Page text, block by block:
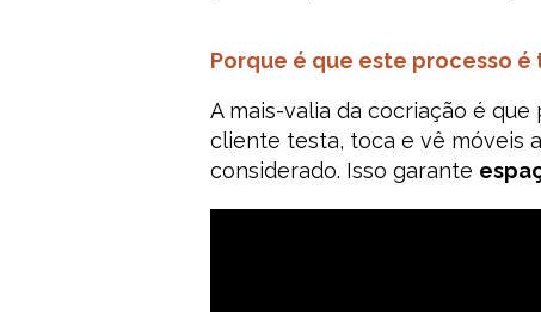
Porque é que este processo é
A mais-valia da cocriação é
cliente testa, toca e vê móveis
considerado. Isso garante